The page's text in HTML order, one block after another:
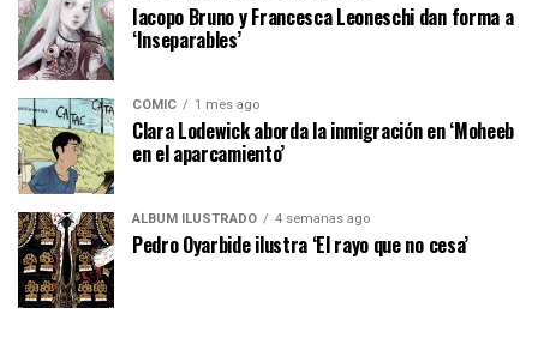
Iacopo Bruno y Francesca Leoneschi dan forma a
‘Inseparables’
CÓMIC 1 mes ago
Clara Lodewick aborda la inmigración en ‘Moheeb
en el aparcamiento’
ÁLBUM ILUSTRADO 4 semanas ago
Pedro Oyarbide ilustra ‘El rayo que no cesa’